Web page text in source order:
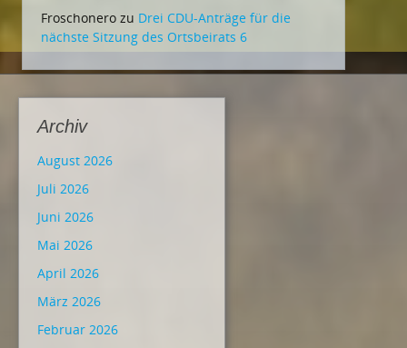
Froschonero zu Drei CDU-Anträge für die
nächste Sitzung des Ortsbeirats 6
Archiv
August 2026
Juli 2026
Juni 2026
Mai 2026
April 2026
März 2026
Februar 2026